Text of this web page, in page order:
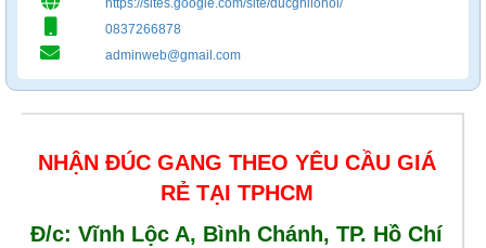
https://sites.google.com/site/ducghilohoi/
0837266878
adminweb@gmail.com
NHẬN ĐÚC GANG THEO YÊU CẦU GIÁ
RẺ TẠI TPHCM
Đ/c: Vĩnh Lộc A, Bình Chánh, TP. Hồ Chí